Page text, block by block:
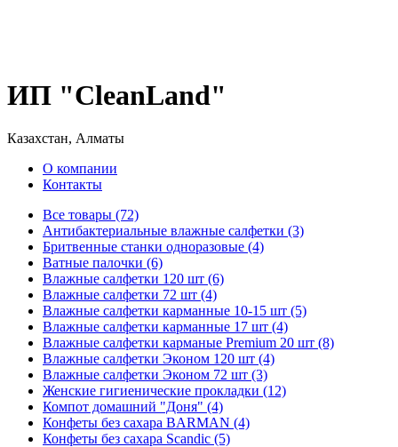
ИП "CleanLand"
Казахстан, Алматы
О компании
Контакты
Все товары (72)
Антибактериальные влажные салфетки (3)
Бритвенные станки одноразовые (4)
Ватные палочки (6)
Влажные салфетки 120 шт (6)
Влажные салфетки 72 шт (4)
Влажные салфетки карманные 10-15 шт (5)
Влажные салфетки карманные 17 шт (4)
Влажные салфетки карманые Premium 20 шт (8)
Влажные салфетки Эконом 120 шт (4)
Влажные салфетки Эконом 72 шт (3)
Женские гигиенические прокладки (12)
Компот домашний "Доня" (4)
Конфеты без сахара BARMAN (4)
Конфеты без сахара Scandic (5)